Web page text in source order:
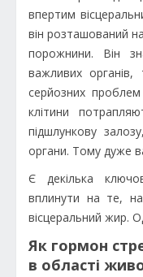
впертим
він розташований
порожнини. Він
важливих органів,
серйозних проблем
клітини
підшлункову
органи. Тому дуже
Є декілька
вплинути на те,
вісцеральний жир.
Як гормон
в області